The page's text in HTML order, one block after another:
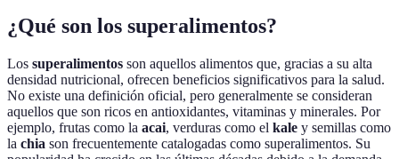
¿Qué son los superalimentos?
Los superalimentos son aquellos alimentos que, gracias a su alta
densidad nutricional, ofrecen beneficios significativos para la salud.
No existe una definición oficial, pero generalmente se consideran
aquellos que son ricos en antioxidantes, vitaminas y minerales. Por
ejemplo, frutas como la acai, verduras como el kale y semillas como
la chia son frecuentemente catalogadas como superalimentos. Su